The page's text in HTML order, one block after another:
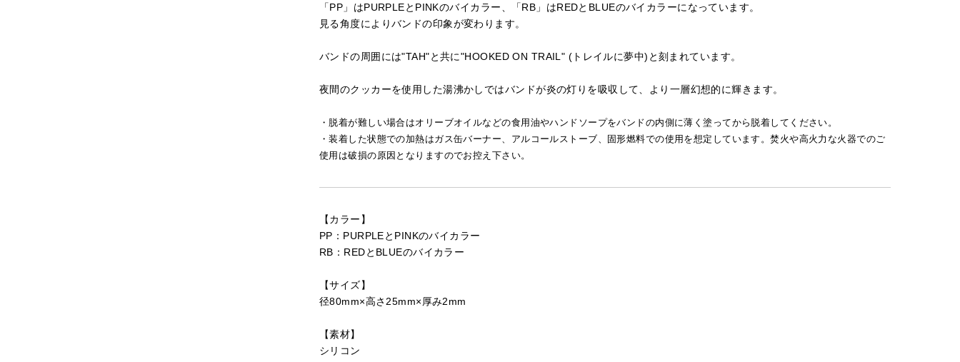
「PP」はPURPLEとPINKのバイカラー、「RB」はREDとBLUEのバイカラーになっています。
見る角度によりバンドの印象が変わります。
バンドの周囲には"TAH"と共に"HOOKED ON TRAIL" (トレイルに夢中)と刻まれています。
夜間のクッカーを使用した湯沸かしではバンドが炎の灯りを吸収して、より一層幻想的に輝きます。
・脱着が難しい場合はオリーブオイルなどの食用油やハンドソープをバンドの内側に薄く塗ってから脱着してください。
・装着した状態での加熱はガス缶バーナー、アルコールストーブ、固形燃料での使用を想定しています。焚火や高火力な火器でのご
使用は破損の原因となりますのでお控え下さい。
【カラー】
PP：PURPLEとPINKのバイカラー
RB：REDとBLUEのバイカラー
【サイズ】
径80mm×高さ25mm×厚み2mm
【素材】
シリコン